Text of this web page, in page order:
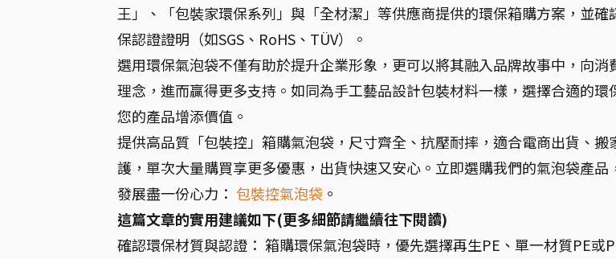
王」、「包裝家環保系列」與「全材潔」等供應商提供的環保箱購方案，並確
保認證證明（如SGS、RoHS、TÜV）。
選用環保氣泡袋不僅有助於提升企業形象，更可以將其融入品牌故事中，向消
理念，進而贏得更多支持。如同為手工藝品設計包裝材料一樣，選擇合適的環
您的產品增添價值。
提供高品質「包裝控」箱購氣泡袋，尺寸齊全、抗壓耐摔，適合電商出貨、搬
護，單次大量購買享更多優惠，出貨快速又安心。立即選購我們的氣泡袋產品
發展盡一份心力： 包裝控氣泡袋 。
這篇文章的實用建議如下(更多細節請繼續往下閱讀)
確認環保材質與認證： 箱購環保氣泡袋時，優先選擇再生PE、單一材質PE或